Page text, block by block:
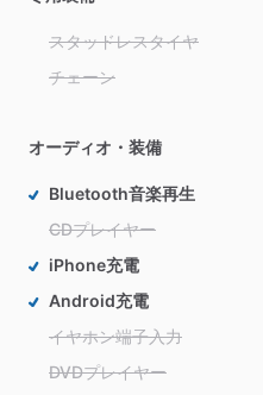
スタッドレスタイヤ
チェーン
オーディオ・装備
Bluetooth音楽再生
CDプレイヤー
iPhone充電
Android充電
イヤホン端子入力
DVDプレイヤー